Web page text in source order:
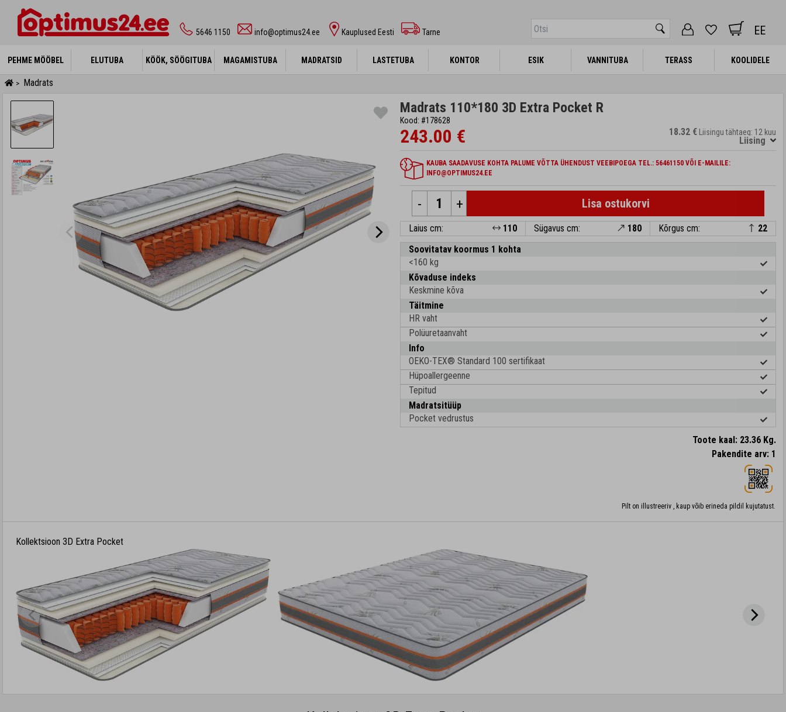
5646 1150 info@optimus24.ee Kauplused Eesti Tarne EE
PEHME MÖÖBEL ELUTUBA KÖÖK, SÖÖGITUBA MAGAMISTUBA MADRATSID LASTETUBA KONTOR ESIK VANNITUBA TERASS KOOLIDELE
PEHME MÖÖBEL ELUTUBA KÖÖK, SÖÖGITUBA MAGAMISTUBA MADRATSID LASTETUBA KONTOR ESIK VANNITUBA TERASS KOOLIDELE
> Madrats
Madrats 110*180 3D Extra Pocket R
Kood: #178628
243.00 € 18.32 € Liisingu tähtaeg: 12 kuu
Liising
KAUBA SAADAVUSE KOHTA PALUME VÕTTA ÜHENDUST VEEBIPOEGA TEL.: 56461150 VÕI E-MAILILE:
INFO@OPTIMUS24.EE
- + Lisa ostukorvi
Laius cm: 110 Sügavus cm: 180 Kõrgus cm:
22
Soovitatav koormus 1 kohta
<160 kg
Kõvaduse indeks
Keskmine kõva
Täitmine
HR vaht
Polüuretaanvaht
Info
OEKO-TEX® Standard 100 sertifikaat
Hüpoallergeenne
Tepitud
Madratsitüüp
Pocket vedrustus
Toote kaal: 23.36 Kg.
Pakendite arv: 1
Pilt on illustreeriv , kaup võib erineda pildil kujutatust.
Kollektsioon 3D Extra Pocket